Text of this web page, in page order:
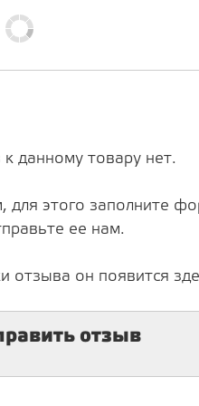
данному товару нет.
для этого заполните
ее нам.
отзыва он появится
отзыв